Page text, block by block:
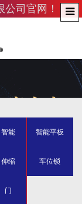
司官网！
智能
伸缩
门
智能平板
车位锁